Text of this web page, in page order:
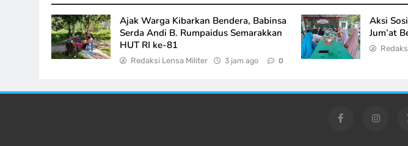
Ajak Warga Kibarkan Bendera, Babinsa
Serda Andi B. Rumpaidus Semarakkan
HUT RI ke-81
Redaksi Lensa Militer 3 jam ago 0
Aksi
Jum’at